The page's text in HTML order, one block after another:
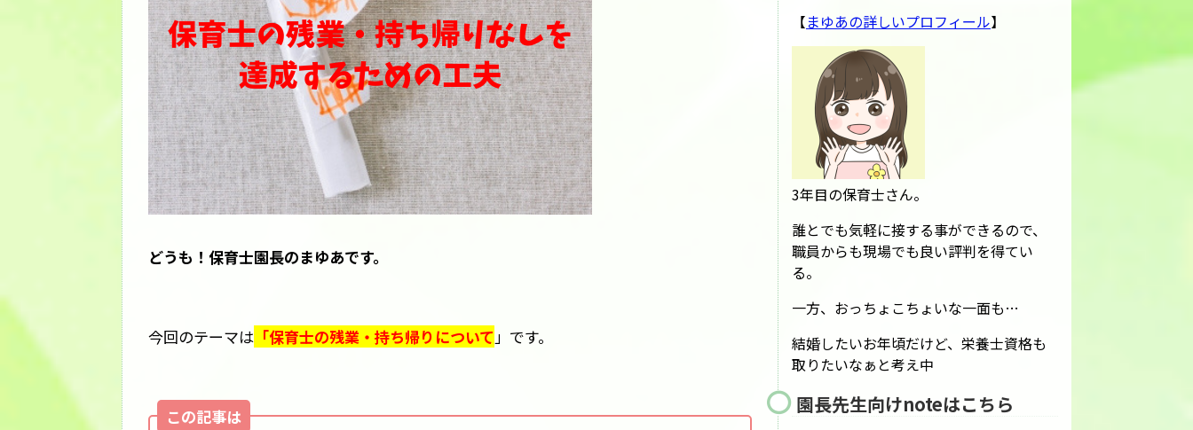
どうも！保育士園長のまゆあです。
今回のテーマは 「保育士の残業・持ち帰りについて」です。
この記事は
【まゆあの詳しいプロフィール】
3年目の保育士さん。
誰とでも気軽に接する事ができるので、
職員からも現場でも良い評判を得てい
る。
一方、おっちょこちょいな一面も…
結婚したいお年頃だけど、栄養士資格も
取りたいなぁと考え中
園長先生向けnoteはこちら